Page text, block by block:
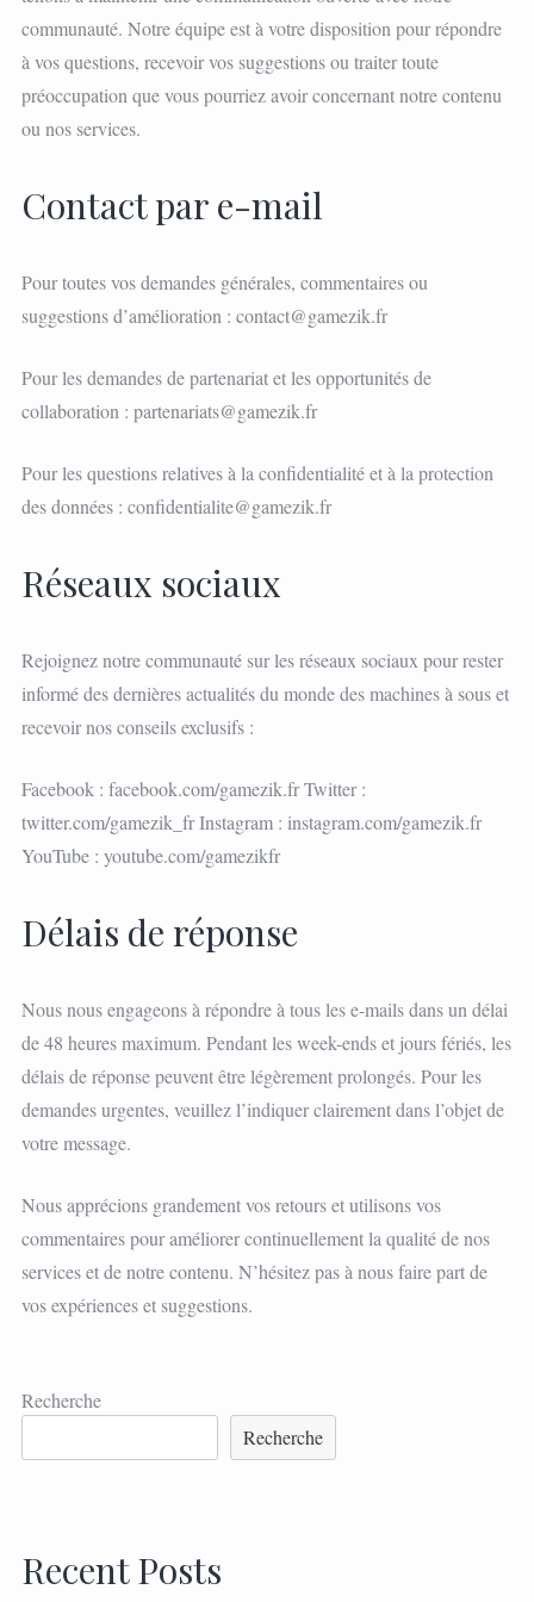
communauté. Notre équipe est à votre disposition pour répondre
à vos questions, recevoir vos suggestions ou traiter toute
préoccupation que vous pourriez avoir concernant notre contenu
ou nos services.
Contact par e-mail
Pour toutes vos demandes générales, commentaires ou
suggestions d’amélioration : contact@gamezik.fr
Pour les demandes de partenariat et les opportunités de
collaboration : partenariats@gamezik.fr
Pour les questions relatives à la confidentialité et à la protection
des données : confidentialite@gamezik.fr
Réseaux sociaux
Rejoignez notre communauté sur les réseaux sociaux pour rester
informé des dernières actualités du monde des machines à sous et
recevoir nos conseils exclusifs :
Facebook : facebook.com/gamezik.fr Twitter :
twitter.com/gamezik_fr Instagram : instagram.com/gamezik.fr
YouTube : youtube.com/gamezikfr
Délais de réponse
Nous nous engageons à répondre à tous les e-mails dans un délai
de 48 heures maximum. Pendant les week-ends et jours fériés, les
délais de réponse peuvent être légèrement prolongés. Pour les
demandes urgentes, veuillez l’indiquer clairement dans l’objet de
votre message.
Nous apprécions grandement vos retours et utilisons vos
commentaires pour améliorer continuellement la qualité de nos
services et de notre contenu. N’hésitez pas à nous faire part de
vos expériences et suggestions.
Recherche
Recherche
Recent Posts